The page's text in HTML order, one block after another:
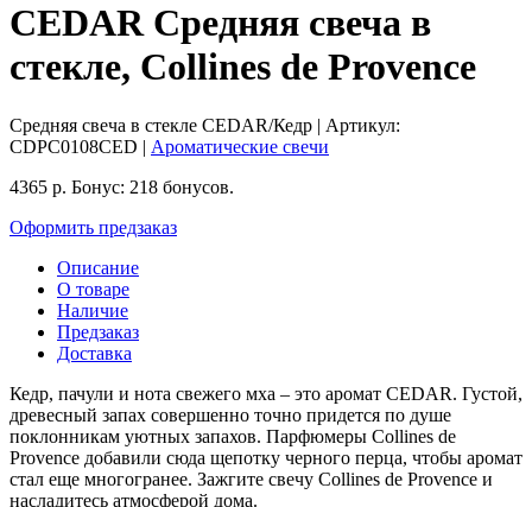
CEDAR Средняя свеча в
стекле, Collines de Provence
Средняя свеча в стекле CEDAR/Кедр | Артикул:
CDPC0108CED | Ароматические свечи
4365 р. Бонус: 218 бонусов.
Оформить предзаказ
Описание
О товаре
Наличие
Предзаказ
Доставка
Кедр, пачули и нота свежего мха – это аромат CEDAR. Густой,
древесный запах совершенно точно придется по душе
поклонникам уютных запахов. Парфюмеры Collines de
Provence добавили сюда щепотку черного перца, чтобы аромат
стал еще многогранее. Зажгите свечу Collines de Provence и
насладитесь атмосферой дома.